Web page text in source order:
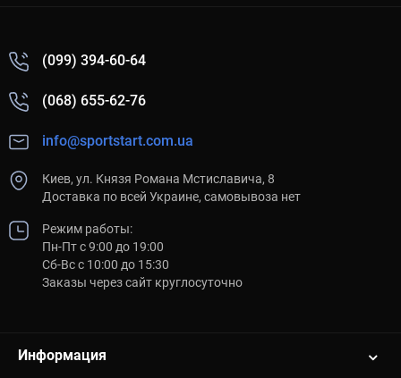
(099) 394-60-64
(068) 655-62-76
info@sportstart.com.ua
Киев, ул. Князя Романа Мстиславича, 8
Доставка по всей Украине, самовывоза нет
Режим работы:
Пн-Пт с 9:00 до 19:00
Сб-Вс с 10:00 до 15:30
Заказы через сайт круглосуточно
Информация